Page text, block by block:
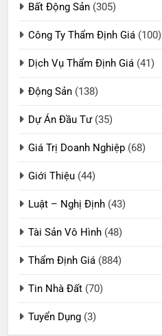
Bất Động Sản (305)
Công Ty Thẩm Định Giá (100)
Dịch Vụ Thẩm Định Giá (41)
Động Sản (138)
Dự Án Đầu Tư(35)
Giá Trị Doanh Nghiệp (68)
Giới Thiệu (44)
Luật – Nghị Định (43)
Tài Sản Vô Hình (48)
Thẩm Định Giá (884)
Tin Nhà Đất (70)
Tuyển Dụng (3)